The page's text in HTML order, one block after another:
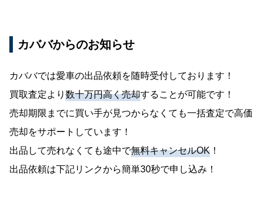
カババからのお知らせ
カババでは愛車の出品依頼を随時受付しております！
買取査定より 数十万円高く売却することが可能です！
売却期限までに買い手が見つからなくても一括査定で高価
売却をサポートしています！
出品して売れなくても途中で無料キャンセルOK ！
出品依頼は下記リンクから簡単30秒で申し込み！